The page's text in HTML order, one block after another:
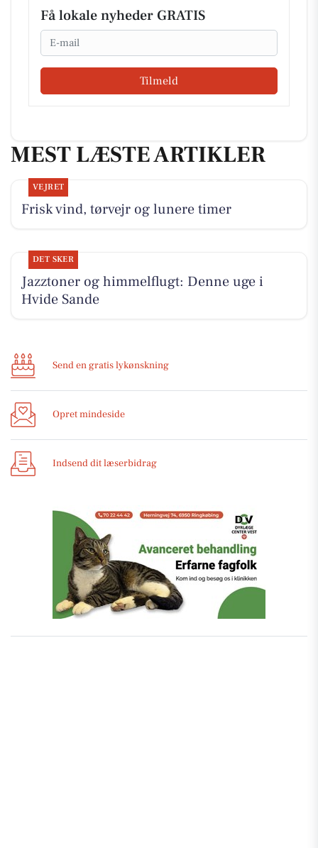
Få lokale nyheder GRATIS
Email
Tilmeld
MEST LÆSTE ARTIKLER
VEJRET
Frisk vind, tørvejr og lunere timer
DET SKER
Jazztoner og himmelflugt: Denne uge i
Hvide Sande
Send en gratis lykønskning
Opret mindeside
Indsend dit læserbidrag